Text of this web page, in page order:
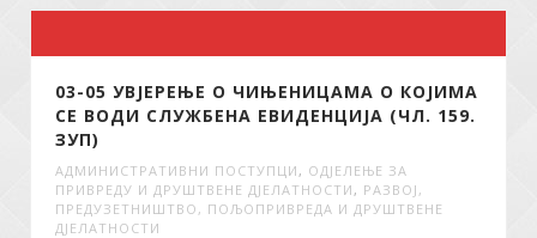
03-05 УВЈЕРЕЊЕ О ЧИЊЕНИЦАМА О КОЈИМА
СЕ ВОДИ СЛУЖБЕНА ЕВИДЕНЦИЈА (ЧЛ. 159.
ЗУП)
АДМИНИСТРАТИВНИ ПОСТУПЦИ , ОДЈЕЛЕЊЕ ЗА
ПРИВРЕДУ И ДРУШТВЕНЕ ДЈЕЛАТНОСТИ , РАЗВОЈ,
ПРЕДУЗЕТНИШТВО, ПОЉОПРИВРЕДА И ДРУШТВЕНЕ
ДЈЕЛАТНОСТИ